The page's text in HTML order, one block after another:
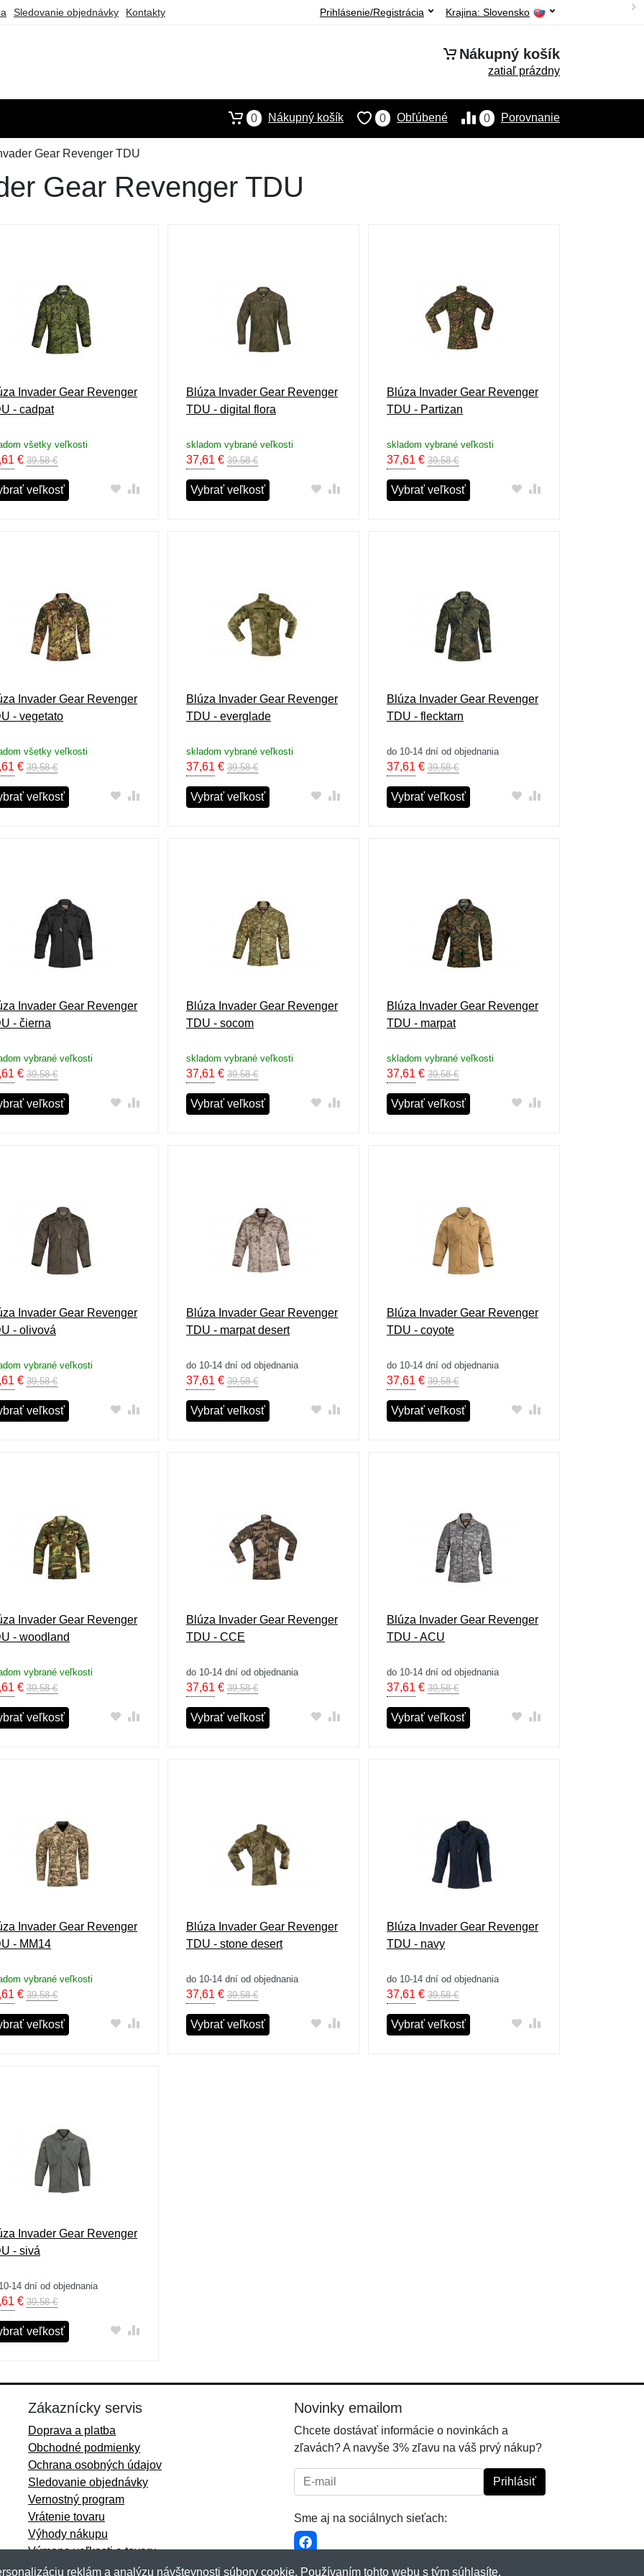
Sledovanie objednávky Kontakty Krajina: Slovensko
Prihlásenie/Registrácia
Nákupný košík
zatiaľ prázdny
0 Porovnanie
0 Obľúbené
0 Nákupný košík
Gear Revenger TDU
Gear Revenger TDU
Invader Gear Revenger
- cadpat
všetky veľkosti
€ 39,58 €
veľkosť
Blúza Invader Gear Revenger
TDU - digital flora
skladom vybrané veľkosti
37,61 € 39,58 €
Vybrať veľkosť
Blúza Invader Gear Revenger
TDU - Partizan
skladom vybrané veľkosti
37,61 € 39,58 €
Vybrať veľkosť
Invader Gear Revenger
- vegetato
všetky veľkosti
€ 39,58 €
veľkosť
Blúza Invader Gear Revenger
TDU - everglade
skladom vybrané veľkosti
37,61 € 39,58 €
Vybrať veľkosť
Blúza Invader Gear Revenger
TDU - flecktarn
do 10-14 dní od objednania
37,61 € 39,58 €
Vybrať veľkosť
Invader Gear Revenger
- čierna
vybrané veľkosti
€ 39,58 €
veľkosť
Blúza Invader Gear Revenger
TDU - socom
skladom vybrané veľkosti
37,61 € 39,58 €
Vybrať veľkosť
Blúza Invader Gear Revenger
TDU - marpat
skladom vybrané veľkosti
37,61 € 39,58 €
Vybrať veľkosť
Invader Gear Revenger
- olivová
vybrané veľkosti
€ 39,58 €
veľkosť
Blúza Invader Gear Revenger
TDU - marpat desert
do 10-14 dní od objednania
37,61 € 39,58 €
Vybrať veľkosť
Blúza Invader Gear Revenger
TDU - coyote
do 10-14 dní od objednania
37,61 € 39,58 €
Vybrať veľkosť
Invader Gear Revenger
- woodland
vybrané veľkosti
€ 39,58 €
veľkosť
Blúza Invader Gear Revenger
TDU - CCE
do 10-14 dní od objednania
37,61 € 39,58 €
Vybrať veľkosť
Blúza Invader Gear Revenger
TDU - ACU
do 10-14 dní od objednania
37,61 € 39,58 €
Vybrať veľkosť
Invader Gear Revenger
- MM14
vybrané veľkosti
€ 39,58 €
veľkosť
Blúza Invader Gear Revenger
TDU - stone desert
do 10-14 dní od objednania
37,61 € 39,58 €
Vybrať veľkosť
Blúza Invader Gear Revenger
TDU - navy
do 10-14 dní od objednania
37,61 € 39,58 €
Vybrať veľkosť
Invader Gear Revenger
- sivá
14 dní od objednania
€ 39,58 €
veľkosť
Zákaznícky servis
Doprava a platba
Obchodné podmienky
Ochrana osobných údajov
Sledovanie objednávky
Vernostný program
Vrátenie tovaru
Výhody nákupu
Výmena veľkosti a tovaru
Viac informácií...
Novinky emailom
Chcete dostávať informácie o novinkách a
zľavách? A navyše 3% zľavu na váš prvý nákup?
E-mail: Prihlásiť
Sme aj na sociálnych sieťach:
reklám a analýzu návštevnosti súbory cookie. Používaním tohto webu s tým súhlasíte.